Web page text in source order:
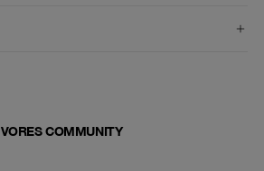
VORES COMMUNITY